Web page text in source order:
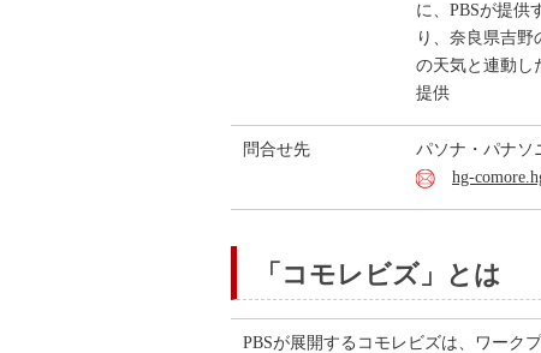
に、PBSが提供
り、奈良県吉
の天気と連動し
提供
問合せ先
パソナ・パナ
hg-
「コモレビズ」とは
PBSが展開するコモレビズは、ワーク